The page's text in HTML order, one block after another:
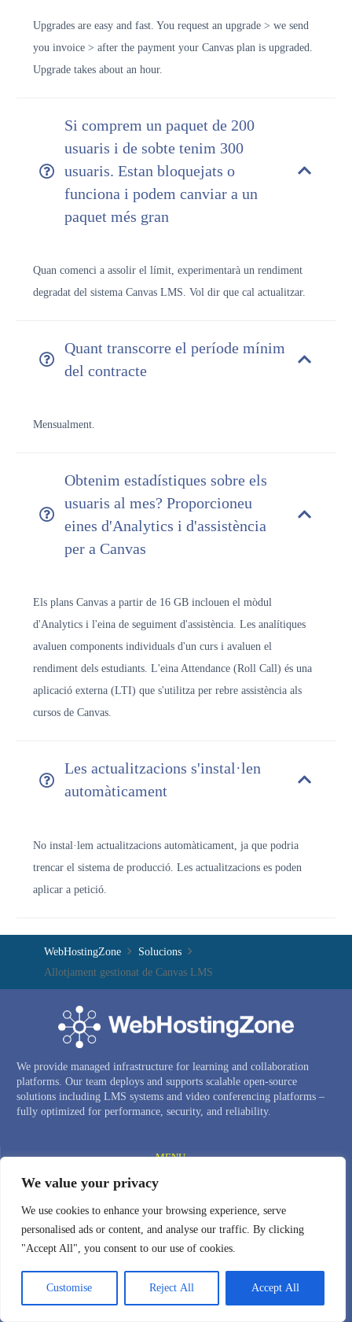
We value your privacy
We use cookies to enhance your browsing experience, serve
personalised ads or content, and analyse our traffic. By clicking
"Accept All", you consent to our use of cookies.
Customise Reject All Accept All
Upgrades are easy and fast. You request an upgrade > we send
you invoice > after the payment your Canvas plan is upgraded.
Upgrade takes about an hour.
Si comprem un paquet de 200
usuaris i de sobte tenim 300
usuaris. Estan bloquejats o
funciona i podem canviar a un
paquet més gran
Quan comenci a assolir el límit, experimentarà un rendiment
degradat del sistema Canvas LMS. Vol dir que cal actualitzar.
Quant transcorre el període mínim
del contracte
Mensualment.
Obtenim estadístiques sobre els
usuaris al mes? Proporcioneu
eines d'Analytics i d'assistència
per a Canvas
Els plans Canvas a partir de 16 GB inclouen el mòdul
d'Analytics i l'eina de seguiment d'assistència. Les analítiques
avaluen components individuals d'un curs i avaluen el
rendiment dels estudiants. L'eina Attendance (Roll Call) és una
aplicació externa (LTI) que s'utilitza per rebre assistència als
cursos de Canvas.
Les actualitzacions s'instal·len
automàticament
No instal·lem actualitzacions automàticament, ja que podria
trencar el sistema de producció. Les actualitzacions es poden
aplicar a petició.
WebHostingZone
Solucions
Allotjament gestionat de Canvas LMS
We provide managed infrastructure for learning and collaboration
platforms. Our team deploys and supports scalable open-source
solutions including LMS systems and video conferencing platforms –
fully optimized for performance, security, and reliability.
MENU —
ALLOTJAMENT GESTIONAT DE CANVAS LMS
SISTEMA DE VIDEOCONFERÈNCIA PRIVADA
DEMOSTRACIÓ DE BIGBLUEBUTTON
CLÚSTER BIGBLUEBUTTON
SERVIDORS CLOUD VPS
NOMS DE DOMINI